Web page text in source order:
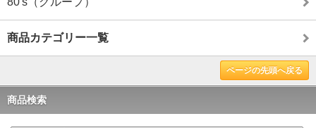
商品カテゴリー一覧
ページの先頭へ戻る
商品検索